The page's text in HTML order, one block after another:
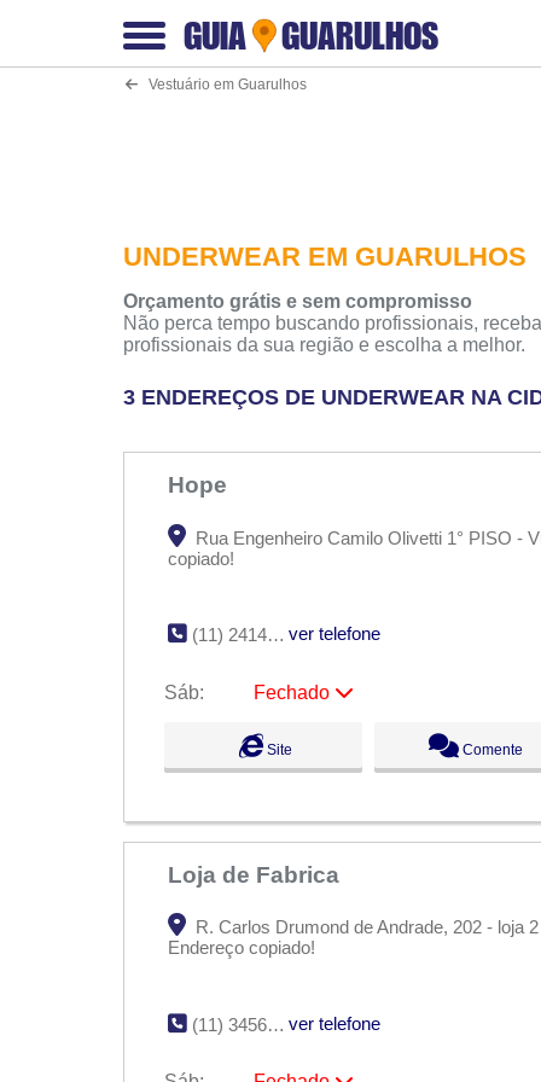
GUIA GUARULHOS
Vestuário em Guarulhos
UNDERWEAR EM GUARULHOS
Orçamento grátis e sem compromisso
Não perca tempo buscando profissionais,
profissionais da sua região e escolha a melhor.
3 ENDEREÇOS DE UNDERWEAR NA
Hope
Rua Engenheiro Camilo Olivetti 1° PISO -
copiado!
(11) 2414-2472 ver telefone
Sáb:
Fechado
09:00 - 18:00
09:00 - 18:00
Qua:
09:00 - 18:00
Sex:
09:00 - 18:00
Sáb:
Fechado
Dom:
Fechado
Site Comente
Loja de Fabrica
R. Carlos Drumond de Andrade, 202 - loja
Endereço copiado!
(11) 3456-5966 ver telefone